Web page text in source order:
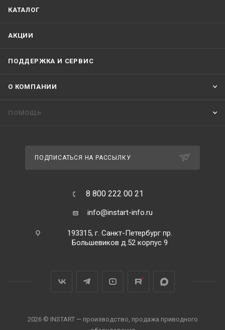
КАТАЛОГ
АКЦИИ
ПОДДЕРЖКА И СЕРВИС
О КОМПАНИИ
ПОМОЩЬ
ПОДПИСАТЬСЯ НА РАССЫЛКУ
8 800 222 00 21
info@instart-info.ru
193315, г. Санкт-Петербург пр.
Большевиков д.52 корпус 9
2026 © INSTART — производство, продажа приводного